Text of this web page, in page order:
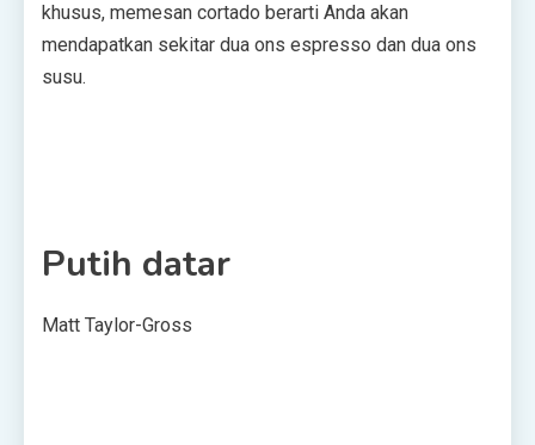
khusus, memesan cortado berarti Anda akan
mendapatkan sekitar dua ons espresso dan dua ons
susu.
Putih datar
Matt Taylor-Gross